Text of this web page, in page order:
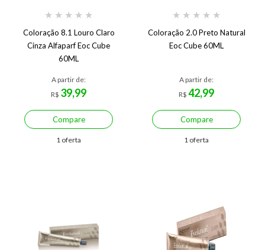
★ ★ ★ ★ ★
Coloração 8.1 Louro Claro
Cinza Alfaparf Eoc Cube
60ML
A partir de:
R$ 39,99
Compare
1 oferta
★ ★ ★ ★ ★
Coloração 2.0 Preto Natural
Eoc Cube 60ML
A partir de:
R$ 42,99
Compare
1 oferta